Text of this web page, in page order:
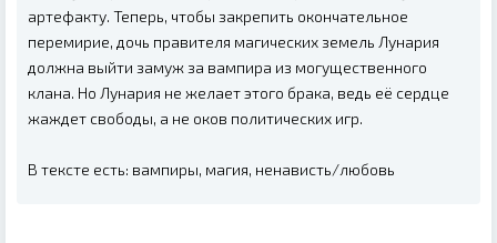
артефакту. Теперь, чтобы закрепить окончательное
перемирие, дочь правителя магических земель Лунария
должна выйти замуж за вампира из могущественного
клана. Но Лунария не желает этого брака, ведь её сердце
жаждет свободы, а не оков политических игр.
В тексте есть: вампиры, магия, ненависть/любовь